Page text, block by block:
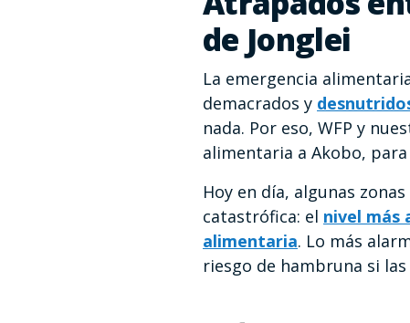
de Jonglei
La emergencia
demacrados y
nada. Por eso, WFP y
alimentaria a Akobo,
Hoy en día, algunas
catastrófica: el nivel más
alimentaria. Lo más
riesgo de hambruna si